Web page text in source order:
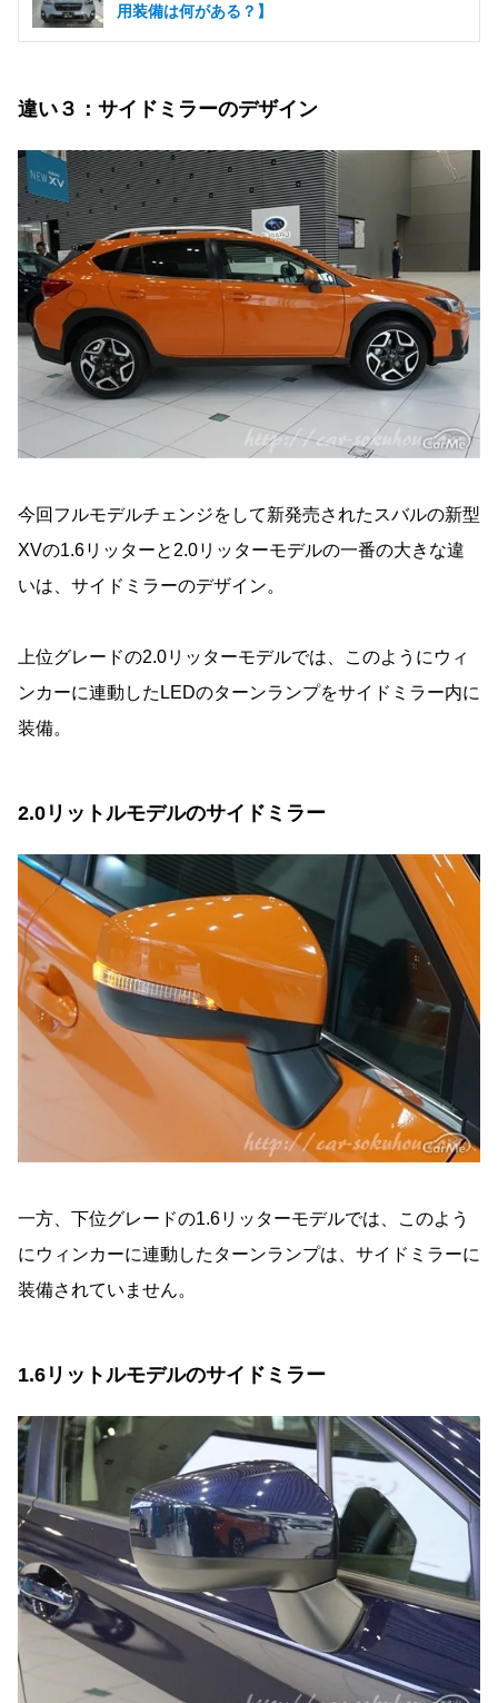
用装備は何がある？】
違い３：サイドミラーのデザイン
今回フルモデルチェンジをして新発売されたスバルの新型
XVの1.6リッターと2.0リッターモデルの一番の大きな違
いは、サイドミラーのデザイン。
上位グレードの2.0リッターモデルでは、このようにウィ
ンカーに連動したLEDのターンランプをサイドミラー内に
装備。
2.0リットルモデルのサイドミラー
一方、下位グレードの1.6リッターモデルでは、このよう
にウィンカーに連動したターンランプは、サイドミラーに
装備されていません。
1.6リットルモデルのサイドミラー